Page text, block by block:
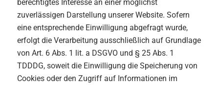
berechtigtes Interesse an einer möglichst
zuverlässigen Darstellung unserer Website. Sofern
eine entsprechende Einwilligung abgefragt wurde,
erfolgt die Verarbeitung ausschließlich auf Grundlage
von Art. 6 Abs. 1 lit. a DSGVO und § 25 Abs. 1
TDDDG, soweit die Einwilligung die Speicherung von
Cookies oder den Zugriff auf Informationen im